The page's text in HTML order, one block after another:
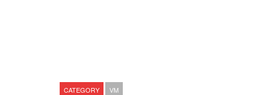
CATEGORY
VM